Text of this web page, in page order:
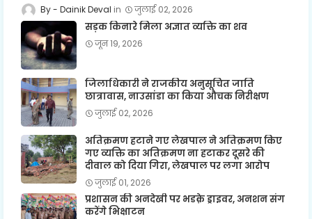
Dainik Deval जुलाई 02, 2026
सड़क किनारे मिला अज्ञात व्यक्ति का शव
जून 19, 2026
जिलाधिकारी ने राजकीय अनुसूचित जाति
छात्रावास, नाउसांडा का किया औचक निरीक्षण
जुलाई 02, 2026
अतिक्रमण हटाने गए लेखपाल ने अतिक्रमण किए
गए व्यक्ति का अतिक्रमण ना हटाकर दूसरे की
दीवाल को दिया गिरा, लेखपाल पर लगा आरोप
जुलाई 01, 2026
प्रशासन की अनदेखी पर भडक़े ड्राइवर, अनशन संग
करेंगे भिक्षाटन